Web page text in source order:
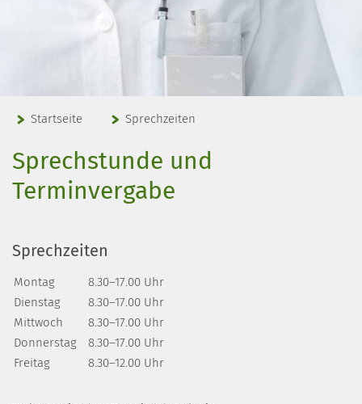
Startseite Sprechzeiten
Sprechstunde und
Terminvergabe
Sprechzeiten
Montag
8.30–17.00 Uhr
Dienstag
8.30–17.00 Uhr
Mittwoch
8.30–17.00 Uhr
Donnerstag
8.30–17.00 Uhr
Freitag
8.30–12.00 Uhr